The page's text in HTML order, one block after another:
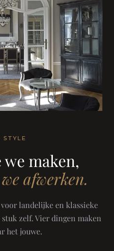
STYLE
maken,
afwerken.
landelijke en klassieke
zelf. Vier dingen maken
het jouwe.